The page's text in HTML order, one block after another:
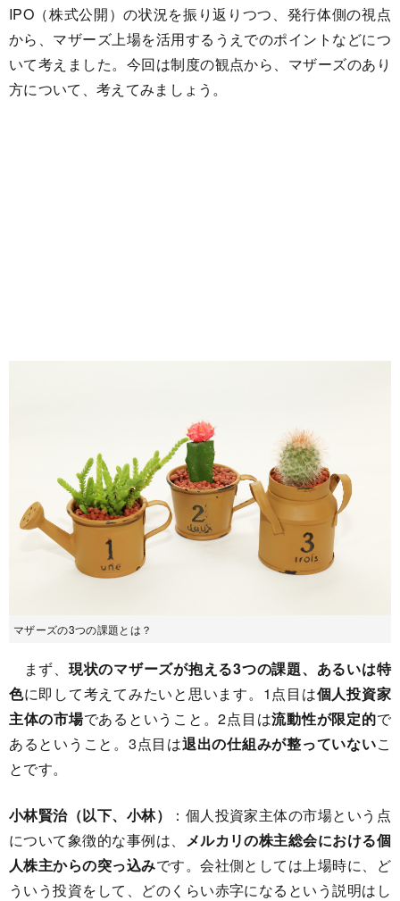
IPO（株式公開）の状況を振り返りつつ、発行体側の視点
から、マザーズ上場を活用するうえでのポイントなどにつ
いて考えました。今回は制度の観点から、マザーズのあり
方について、考えてみましょう。
マザーズの3つの課題とは？
まず、 現状のマザーズが抱える3つの課題、あるいは特
色に即して考えてみたいと思います。1点目は個人投資家
主体の市場であるということ。2点目は流動性が限定的で
あるということ。3点目は退出の仕組みが整っていないこ
とです。
小林賢治（以下、小林）
：個人投資家主体の市場という点
について象徴的な事例は、 メルカリの株主総会における個
人株主からの突っ込みです。会社側としては上場時に、ど
ういう投資をして、どのくらい赤字になるという説明はし